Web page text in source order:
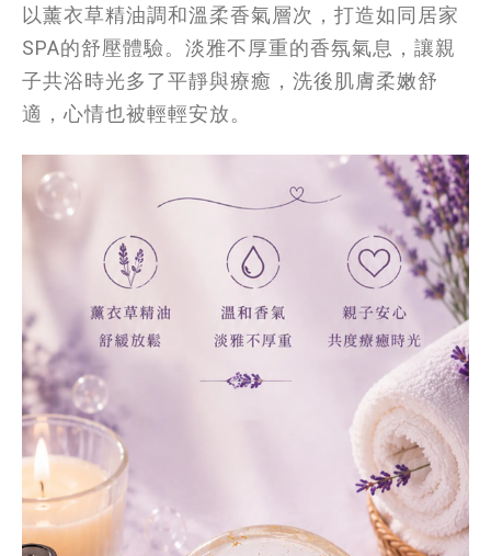
以薰衣草精油調和溫柔香氣層次，打造如同居家
SPA的舒壓體驗。淡雅不厚重的香氛氣息，讓親
子共浴時光多了平靜與療癒，洗後肌膚柔嫩舒
適，心情也被輕輕安放。